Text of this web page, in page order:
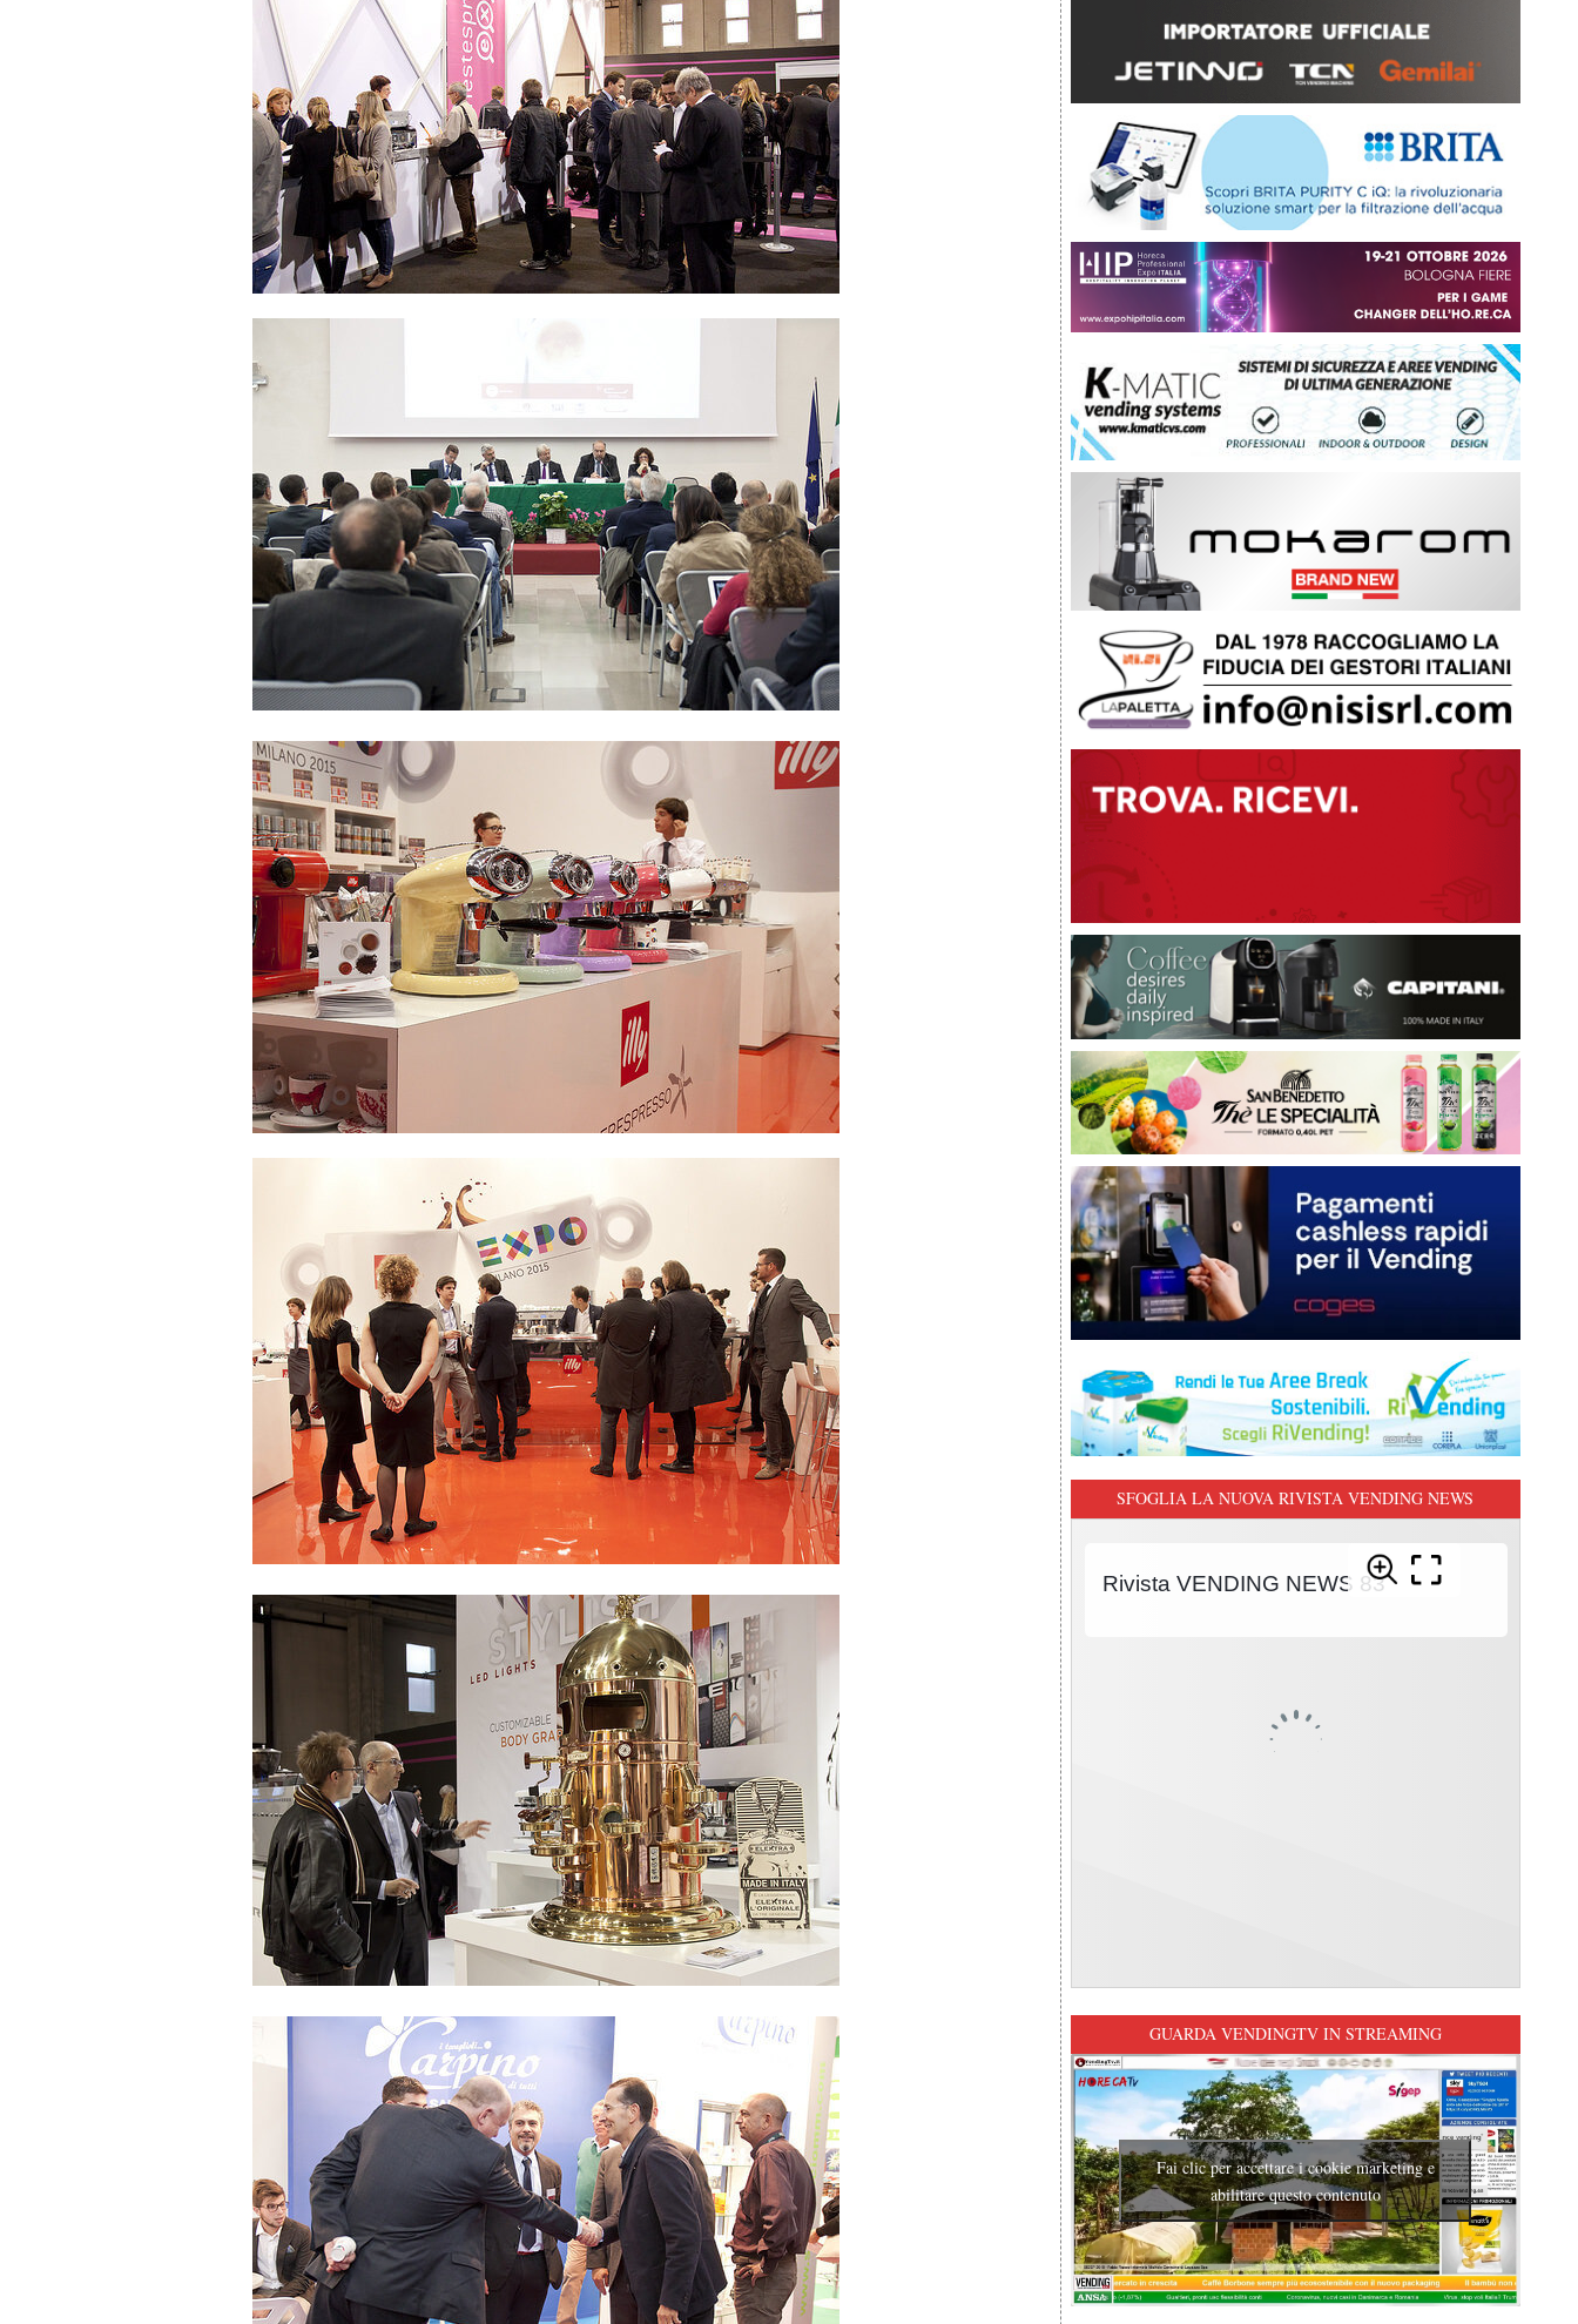
SFOGLIA LA NUOVA RIVISTA VENDING NEWS
GUARDA VENDINGTV IN STREAMING
Fai clic per accettare i cookie marketing e
abilitare questo contenuto